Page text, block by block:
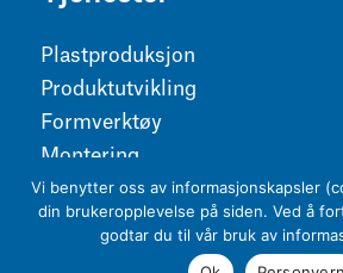
Plastproduksjon
Produktutvikling
Formverktøy
Montering
Vi benytter oss av informasjonskapsler
din brukeropplevelse på siden. Ved å
godtar du til vår bruk av